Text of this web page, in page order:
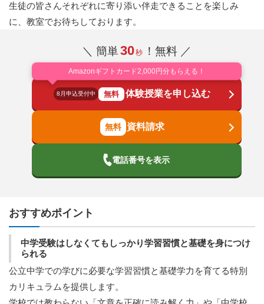
生徒の皆さんそれぞれに寄り添い伴走できることを楽しみ
に、教室でお待ちしております。
＼ 簡単30秒 ！無料 ／
Amazonギフトカード2,000円分もらえる！
8月申込受付中 無料 体験授業を申し込む
資料請求
電話番号を表示
おすすめポイント
中学受験はしなくてもしっかり学習習慣と基礎を身につけ
られる
公立中学での学びに必要な学習習慣と基礎学力を育てる特別
カリキュラムを提供します。